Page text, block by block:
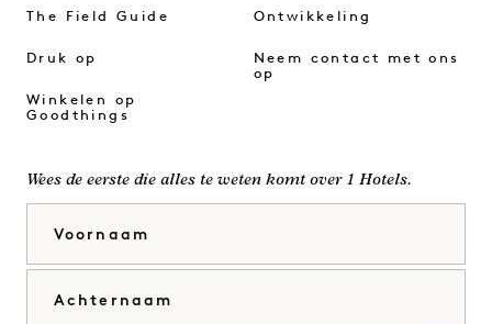
The Field Guide
Druk op
Winkelen op
Goodthings
Ontwikkeling
Neem contact met ons
op
Wees de eerste die alles te weten komt over 1 Hotels.